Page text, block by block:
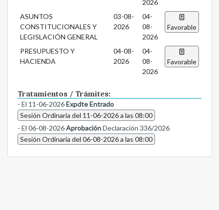
2026
ASUNTOS
CONSTITUCIONALES Y
LEGISLACIÓN GENERAL
03-08-
2026
04-
08-
2026
Favorable
PRESUPUESTO Y
HACIENDA
04-08-
2026
04-
08-
2026
Favorable
Tratamientos / Trámites:
- El 11-06-2026Expdte Entrado
Sesión Ordinaria del 11-06-2026 a las 08:00
- El 06-08-2026AprobaciónDeclaración 336/2026
Sesión Ordinaria del 06-08-2026 a las 08:00